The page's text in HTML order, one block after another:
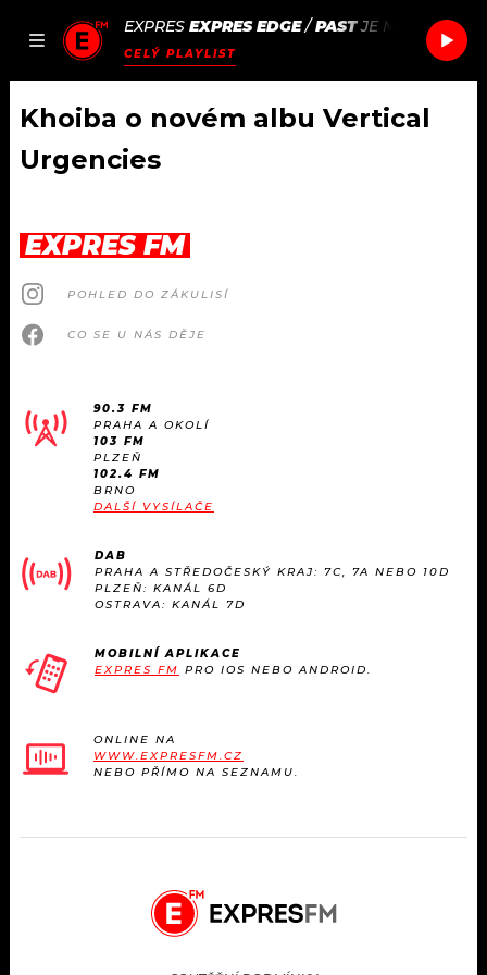
JAK
SEZNAM.CZ
EXPRES EXPRES EDGE/PAST JE MI TRICET
CELÝ PLAYLIST
ČLÁNKY
AKTUÁLNĚ
HUDBA
#NEBUDUDOMA
KALENDÁŘ
TRENDY
MIX
PODCASTY
JAK NALADIT
RÁDIO
APLIKACE
PROGRAM
PLAYLIST
JAK NALADIT
SOUTĚŽE
Khoiba o novém albu Vertical
Urgencies
EXPRES FM
POHLED DO ZÁKULISÍ
CO SE U NÁS DĚJE
90.3 FM
PRAHA A OKOLÍ
103 FM
PLZEŇ
102.4 FM
BRNO
DALŠÍ VYSÍLAČE
DAB
PRAHA A STŘEDOČESKÝ KRAJ: 7C, 7A NEBO 10D
PLZEŇ: KANÁL 6D
OSTRAVA: KANÁL 7D
MOBILNÍ APLIKACE
EXPRES FM PRO IOS NEBO ANDROID.
ONLINE NA
WWW.EXPRESFM.CZ
NEBO PŘÍMO NA SEZNAMU.